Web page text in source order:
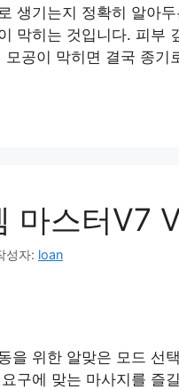
생기는지 정확히 알아
막히는 것입니다. 피부
모공이 막히면 결국 종
마스터V7
성자: loan
을 위한 알맞은 모드 선
구에 맞는 마사지를 즐